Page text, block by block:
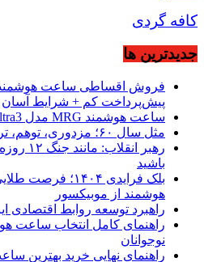
کافه گردی
جديدترين ها
فروش اقساطی ساعت هوشمند
پیش‌پرداخت کم + شرایط آسان
ساعت هوشمند MRG مدل M-ultra3
مثل سال ۶۰؛ مزدوری، توهم، ترور
رهبر
باشید
بلک فرایدی
هوشمند از موبیکسور
راهبرد توسعه روابط اقتصادی
راهنمای کامل انتخاب ساعت
نوجوانان